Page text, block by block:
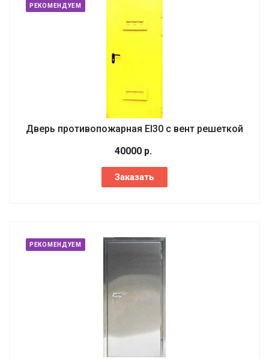
РЕКОМЕНДУЕМ
Дверь противопожарная EI30 с вент решеткой
40000 р.
Заказать
РЕКОМЕНДУЕМ